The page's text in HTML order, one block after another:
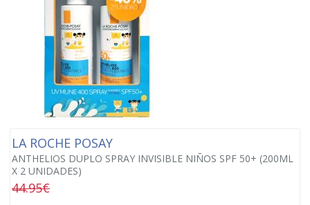
LA ROCHE POSAY
ANTHELIOS DUPLO SPRAY INVISIBLE NIÑOS SPF 50+ (200ML
X 2 UNIDADES)
44.95€